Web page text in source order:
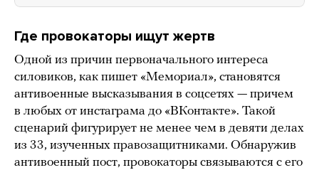
Где провокаторы ищут жертв
Одной из причин первоначального интереса
силовиков, как пишет «Мемориал», становятся
антивоенные высказывания в соцсетях — причем
в любых от инстаграма до «ВКонтакте». Такой
сценарий фигурирует не менее чем в девяти делах
из 33, изученных правозащитниками. Обнаружив
антивоенный пост, провокаторы связываются с его